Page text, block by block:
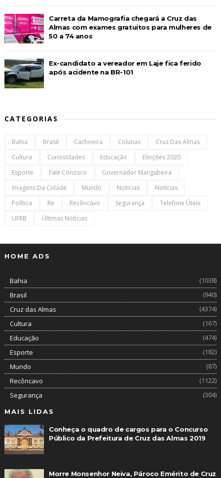
Carreta da Mamografia chegará a Cruz das
Almas com exames gratuitos para mulheres de
50 a 74 anos
Ex-candidato a vereador em Laje fica ferido
após acidente na BR-101
CATEGORIAS
Bahia Brasil Cachoeira Colunas
Cruz Das Almas
Cultura
Curiosidades Educação
Eleições 2020
Esporte
Fale Conosco
Governador Mangabeira
Imagens Da Cidade
Mundo Noticias
Notícias
Política
Re Recôncavo Segurança
Telefone Úteis
UFRB
Últimas Notícias
HOME ADS
Bahia
(1038)
Brasil
(940)
Cruz das Almas
(4374)
Cultura
(167)
Educação
(474)
Esporte
(182)
Mundo
(87)
Recôncavo
(1122)
Segurança
(304)
MAIS LIDAS
Conheça o quadro de cargos para o Concurso
Público da Prefeitura de Cruz das Almas 2019
Morre Monsenhor Neiva, Pároco Emérito de Cruz